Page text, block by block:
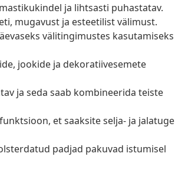
ja lihtsasti puhastatav.
mugavust ja esteetilist välimust.
välitingimustes kasutamiseks
jookide ja dekoratiivesemete
ja seda saab kombineerida teiste
et saaksite selja- ja jalatuge
padjad pakuvad istumisel